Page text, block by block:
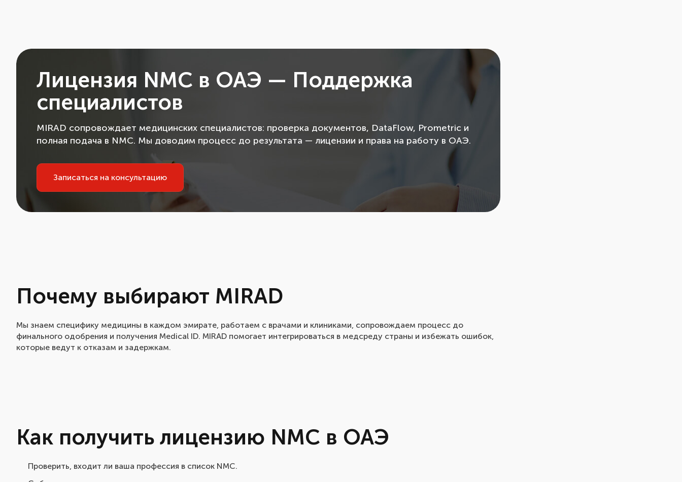
Лицензия NMC в ОАЭ — Поддержка
специалистов
MIRAD сопровождает медицинских специалистов: проверка документов, DataFlow, Prometric и
полная подача в NMC. Мы доводим процесс до результата — лицензии и права на работу в ОАЭ.
Записаться на консультацию
Почему выбирают MIRAD
Мы знаем специфику медицины в каждом эмирате, работаем с врачами и клиниками, сопровождаем процесс до
финального одобрения и получения Medical ID. MIRAD помогает интегрироваться в медсреду страны и избежать ошибок,
которые ведут к отказам и задержкам.
Как получить лицензию NMC в ОАЭ
Проверить, входит ли ваша профессия в список NMC.